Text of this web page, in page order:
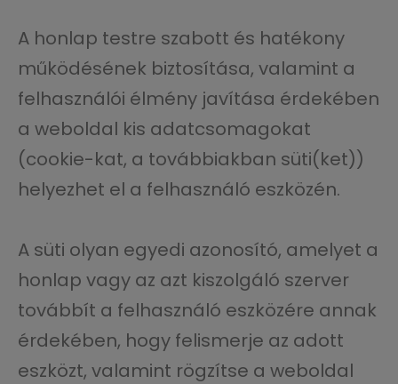
A honlap testre szabott és hatékony
működésének biztosítása, valamint a
felhasználói élmény javítása érdekében
a weboldal kis adatcsomagokat
(cookie-kat, a továbbiakban süti(ket))
helyezhet el a felhasználó eszközén.
A süti olyan egyedi azonosító, amelyet a
honlap vagy az azt kiszolgáló szerver
továbbít a felhasználó eszközére annak
érdekében, hogy felismerje az adott
eszközt, valamint rögzítse a weboldal